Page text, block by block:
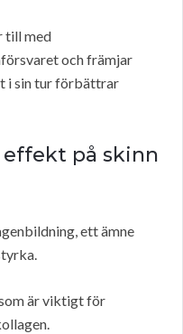
till med
och främjar
i sin tur förbättrar
effekt på skinn
ett ämne
är viktigt för